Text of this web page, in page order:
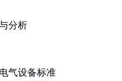
分析
气设备标准